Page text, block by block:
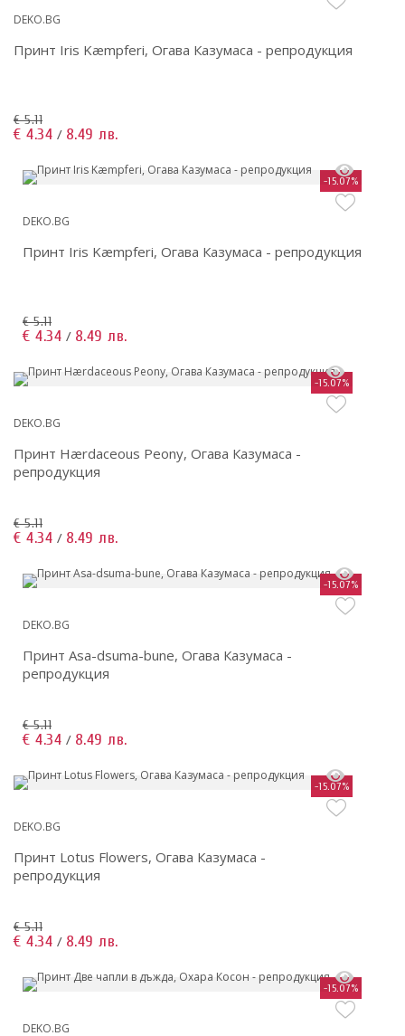
DEKO.BG
Принт Iris Kæmpferi, Огава Казумаса - репродукция
€ 5.11
€ 4.34 / 8.49 лв.
-15.07%
DEKO.BG
Принт Iris Kæmpferi, Огава Казумаса - репродукция
€ 5.11
€ 4.34 / 8.49 лв.
-15.07%
DEKO.BG
Принт Hærdaceous Peony, Огава Казумаса -
репродукция
€ 5.11
€ 4.34 / 8.49 лв.
-15.07%
DEKO.BG
Принт Asa-dsuma-bune, Огава Казумаса -
репродукция
€ 5.11
€ 4.34 / 8.49 лв.
-15.07%
DEKO.BG
Принт Lotus Flowers, Огава Казумаса -
репродукция
€ 5.11
€ 4.34 / 8.49 лв.
-15.07%
DEKO.BG